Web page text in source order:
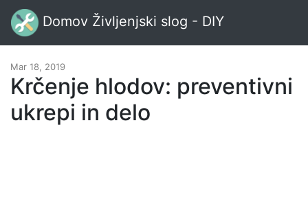
Domov Življenjski slog - DIY
Mar 18, 2019
Krčenje hlodov: preventivni
ukrepi in delo